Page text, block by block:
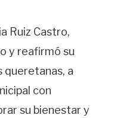
Ruiz Castro,
y reafirmó su
queretanas, a
con
su bienestar y